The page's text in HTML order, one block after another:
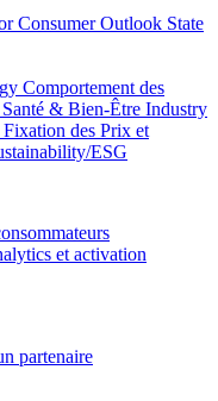
Consumer Outlook State
Comportement des
Santé & Bien-Être Industry
Fixation des Prix et
ESG
et activation
partenaire